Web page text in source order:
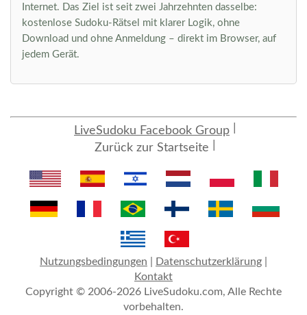
Internet. Das Ziel ist seit zwei Jahrzehnten dasselbe:
kostenlose Sudoku-Rätsel mit klarer Logik, ohne
Download und ohne Anmeldung – direkt im Browser, auf
jedem Gerät.
LiveSudoku Facebook Group
Zurück zur Startseite
Nutzungsbedingungen Datenschutzerklärung
Kontakt
Copyright © 2006-2026 LiveSudoku.com, Alle Rechte
vorbehalten.